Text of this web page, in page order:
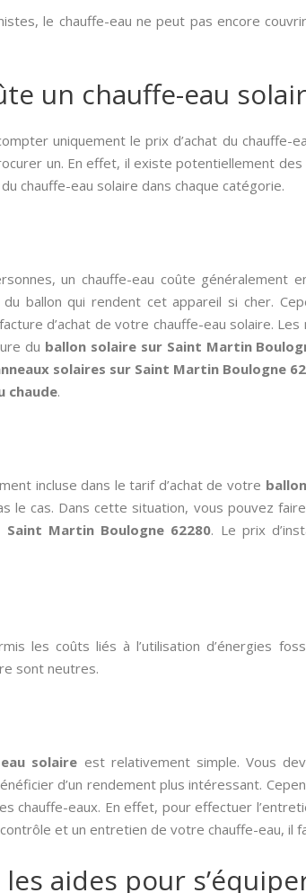
le chauffe-eau ne peut pas encore
un chauffe-eau
uniquement le prix d’achat du chauffe-
un. En effet, il existe potentiellement des
chauffe-eau solaire dans chaque catégorie.
un chauffe-eau coûte
ballon qui rendent cet appareil si cher.
d’achat de votre chauffe-eau solaire.
du ballon solaire sur Saint Martin
solaires sur Saint Martin Boulogne
chaude.
incluse dans le tarif d’achat de votre
le cas. Dans cette situation, vous pouvez
Martin Boulogne 62280. Le prix
les coûts liés à l’utilisation d’énergies
sont neutres.
solaire est relativement simple. Vous
d’un rendement plus intéressant.
chauffe-eaux. En effet, pour effectuer
et un entretien de votre chauffe-eau, il
aides pour